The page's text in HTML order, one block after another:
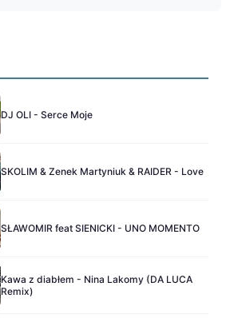
DJ OLI - Serce Moje
SKOLIM & Zenek Martyniuk & RAIDER - Love
SŁAWOMIR feat SIENICKI - UNO MOMENTO
Kawa z diabłem - Nina Lakomy (DA LUCA
Remix)